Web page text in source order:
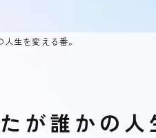
生を変える番。
が誰かの人